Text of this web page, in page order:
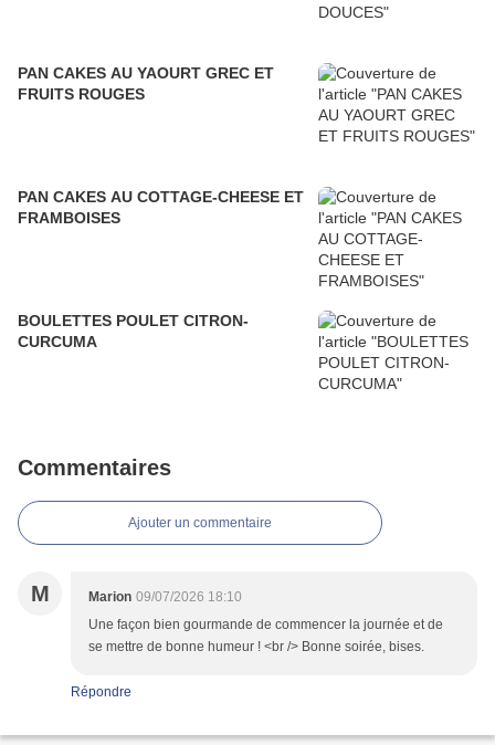
PAN CAKES AU YAOURT GREC ET
FRUITS ROUGES
PAN CAKES AU COTTAGE-CHEESE ET
FRAMBOISES
BOULETTES POULET CITRON-
CURCUMA
Commentaires
Ajouter un commentaire
M Marion 09/07/2026 18:10
Une façon bien gourmande de commencer la journée et de
se mettre de bonne humeur ! <br /> Bonne soirée, bises.
Répondre